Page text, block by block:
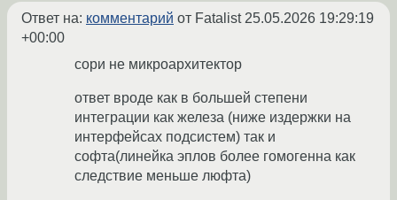
Ответ на: комментарий от Fatalist 25.05.2026 19:29:19
+00:00
сори не микроархитектор
ответ вроде как в большей степени
интеграции как железа (ниже издержки на
интерфейсах подсистем) так и
софта(линейка эплов более гомогенна как
следствие меньше люфта)